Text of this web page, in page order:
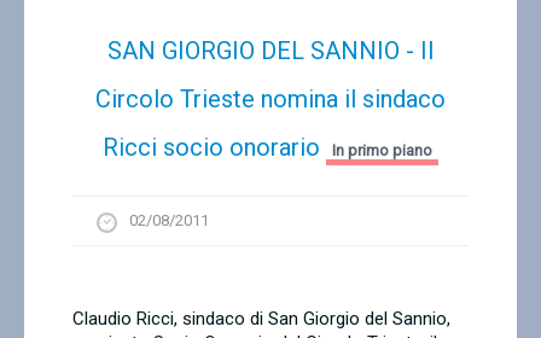
SAN GIORGIO DEL SANNIO - Il
Circolo Trieste nomina il sindaco
Ricci socio onorario
In primo piano
02/08/2011
Claudio Ricci, sindaco di San Giorgio del Sannio,